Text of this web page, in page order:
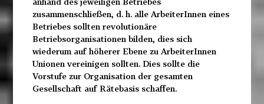
zusammenschließen, d. h. alle ArbeiterInnen eines
Betriebes sollten revolutionäre
Betriebsorganisationen bilden, dies sich
wiederum auf höherer Ebene zu ArbeiterInnen
Unionen vereinigen sollten. Dies sollte die
Vorstufe zur Organisation der gesamten
Gesellschaft auf Rätebasis schaffen.